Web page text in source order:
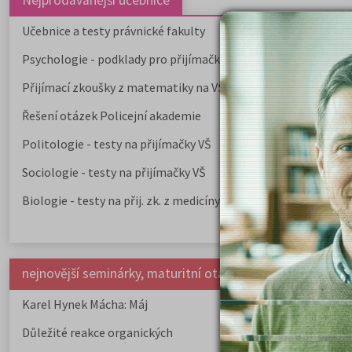
Učebnice a testy právnické fakulty
Psychologie - podklady pro přijímačky
Přijímací zkoušky z matematiky na VŠE Praha
Řešení otázek Policejní akademie
Politologie - testy na přijímačky VŠ
Sociologie - testy na přijímačky VŠ
Biologie - testy na přij. zk. z medicíny
nejnovější seminárky, maturitní otázky a čtenářsky deník
Karel Hynek Mácha: Máj
Karel Havlíček
elegie
Důležité reakce organických
sloučenin a jejich význam
Zákonitosti v